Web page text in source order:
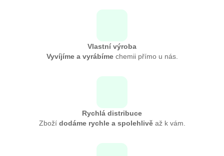
Vlastní výroba
Vyvíjíme a vyrábímechemii přímo u nás.
Rychlá distribuce
Zboží dodáme rychle a spolehlivěaž k vám.